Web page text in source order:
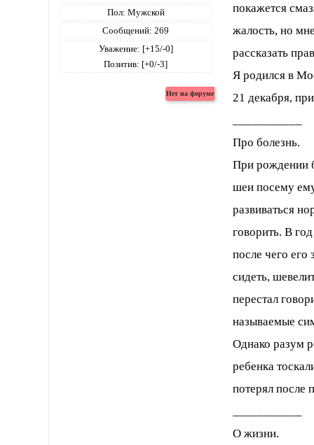
Пол: Мужской
Сообщений: 269
Уважение: [+15/-0]
Позитив: [+0/-3]
покажется
жалость, но
рассказать
Я родился в
21 декабря,
Про болезнь.
При рождении
шеи посему
развиваться
говорить. В
после чего
сидеть,
перестал
называемые
Однако разум
ребенка
потерял после
О жизни.